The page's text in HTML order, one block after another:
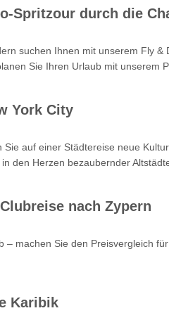
Spritzour durch die
suchen Ihnen mit unserem Fly
Sie Ihren Urlaub mit unserem
York City
auf einer Städtereise neue
den Herzen bezaubernder
nach Zypern
machen Sie den Preisvergleich
Karibik